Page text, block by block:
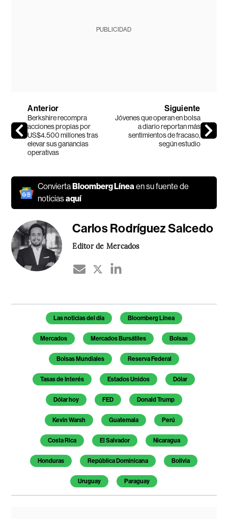
PUBLICIDAD
Anterior
Berkshire recompra
acciones propias por
US$4.500 millones tras
elevar sus ganancias
operativas
Siguiente
Jóvenes que operan en bolsa
a diario reportan más
sentimientos de fracaso,
según estudio
Convierta Bloomberg Líneaen su fuente de
noticiasaquí
Carlos Rodríguez Salcedo
Editor de Mercados
Temas de este artículo
Las noticias del día Bloomberg Línea
Mercados Mercados Bursátiles Bolsas
Bolsas Mundiales Reserva Federal
Tasas de Interés Estados Unidos Dólar
Dólar hoy FED Donald Trump
Kevin Warsh Guatemala Perú
Costa Rica El Salvador Nicaragua
Honduras República Dominicana Bolivia
Uruguay Paraguay